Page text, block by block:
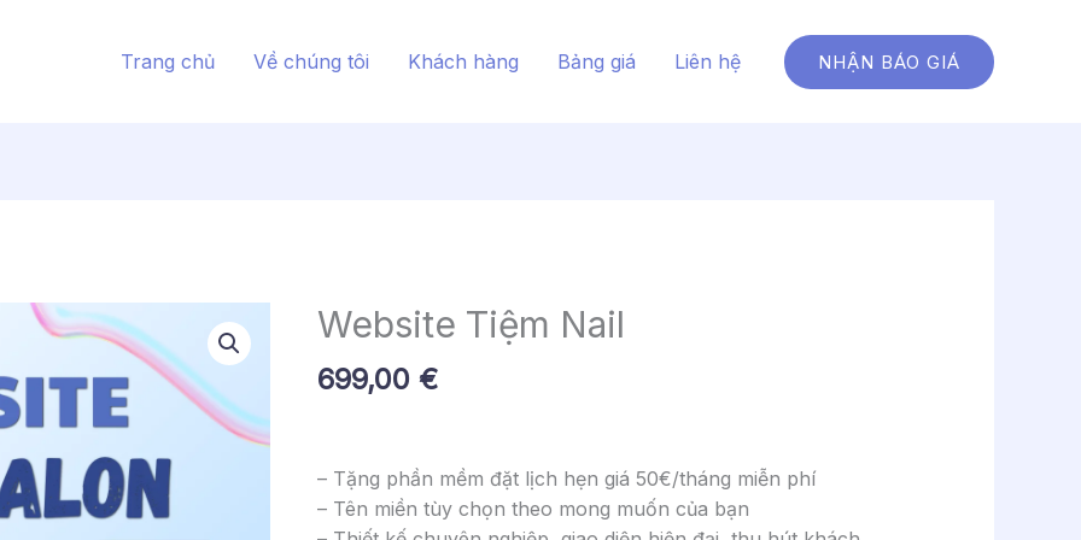
Trang chủ Về chúng tôi Khách hàng Bảng giá Liên hệ NHẬN BÁO GIÁ
Website Tiệm Nail
699,00€
– Tặng phần mềm đặt lịch hẹn giá 50€/tháng miễn phí
– Tên miền tùy chọn theo mong muốn của bạn